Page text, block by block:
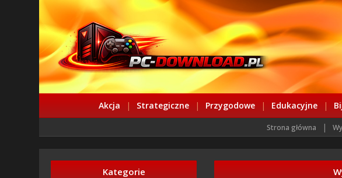
Akcja | Strategiczne | Przygodowe | Edukacyjne |
Strona główna |
Kategorie